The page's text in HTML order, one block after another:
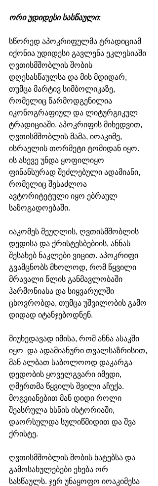
ორი უდიდესი სასწაული:
სწორედ აპოკრიფულმა ტრადიციამ
იქონია უდიდესი გავლენა ეკლესიაში
ღვთისმშობლის შობის
დღესასწაულსა და მის მდიდარ,
თუმცა მარტივ სიმბოლიკაზე,
რომელიც წარმოდგენილია
იკონოგრაფიულ და ლიტურგიკულ
ტრადიციაში. აპოკრიფის მიხედვით,
ღვთისმშობლის მამა, იოაკიმე,
ისრაელის თორმეტი ტომიდან იყო.
ის ასევე უნდა ყოფილიყო
ფინანსურად შეძლებული ადამიანი,
რომელიც შესაძლოა
ავტორიტეტული იყო ებრაულ
საზოგადოებაში.
იაკომეს მეუღლის, ღვთისმშობლის
დედისა და ქრისტესბებიის, ანნას
შესახებ ნაკლები ვიცით. აპოკრიფი
გვამცნობს მხოლოდ, რომ წყვილი
მრავალი წლის განმავლობაში
ჰარმონიასა და სიყვარულში
ცხოვრობდა, თუმცა უშვილობის გამო
დიდად იტანჯებოდნენ.
მიუხედავად იმისა, რომ ანნა ასაკში
იყო  და ადამიანური თვალსაზრისით,
მან ალბათ საბოლოოდ დაკარგა
დედობის ყოველგვარი იმედი,
ღმერთმა წყვილს შვილი აჩუქა.
მოგვიანებით მან დიდი როლი
შეასრულა ხსნის ისტორიაში,
დაორსულდა სულიწმიდით და შვა
ქრისტე.
ღვთისმშობლის შობის ხატებსა და
გამოსახულებები ეხება ორ
სასწაულს. ჯერ უნაყოფო იოაკიმესა